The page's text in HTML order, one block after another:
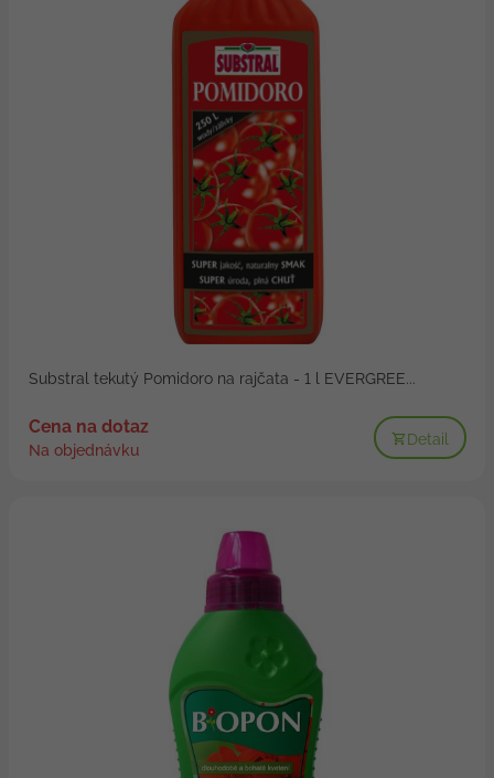
Substral tekutý Pomidoro na rajčata - 1 l EVERGREE...
Cena na dotaz
Na objednávku
Detail